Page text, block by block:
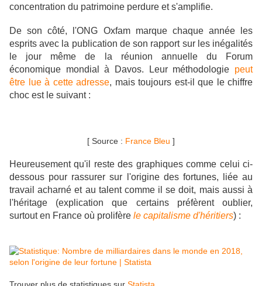
concentration du patrimoine perdure et s'amplifie.
De son côté, l'ONG Oxfam marque chaque année les
esprits avec la publication de son rapport sur les inégalités
le jour même de la réunion annuelle du Forum
économique mondial à Davos. Leur méthodologie peut
être lue à cette adresse, mais toujours est-il que le chiffre
choc est le suivant :
[ Source : France Bleu ]
Heureusement qu'il reste des graphiques comme celui ci-
dessous pour rassurer sur l'origine des fortunes, liée au
travail acharné et au talent comme il se doit, mais aussi à
l'héritage (explication que certains préfèrent oublier,
surtout en France où prolifère le capitalisme d'héritiers) :